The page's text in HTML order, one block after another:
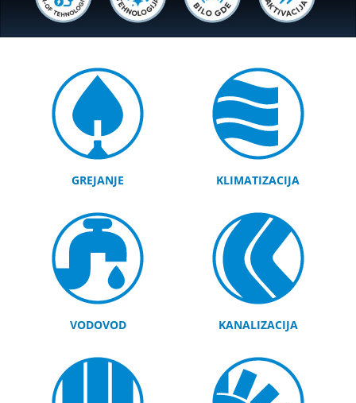
GREJANJE KLIMATIZACIJA
VODOVOD KANALIZACIJA